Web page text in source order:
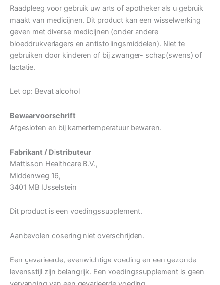
Raadpleeg voor gebruik uw arts of apotheker als u gebruik
maakt van medicijnen. Dit product kan een wisselwerking
geven met diverse medicijnen (onder andere
bloeddrukverlagers en antistollingsmiddelen). Niet te
gebruiken door kinderen of bij zwanger- schap(swens) of
lactatie.
Let op: Bevat alcohol
Bewaarvoorschrift
Afgesloten en bij kamertemperatuur bewaren.
Fabrikant / Distributeur
Mattisson Healthcare B.V.,
Middenweg 16,
3401 MB IJsselstein
Dit product is een voedingssupplement.
Aanbevolen dosering niet overschrijden.
Een gevarieerde, evenwichtige voeding en een gezonde
levensstijl zijn belangrijk. Een voedingssupplement is geen